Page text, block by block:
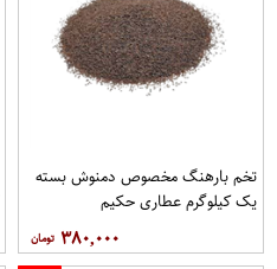
تخم بارهنگ مخصوص دمنوش بسته
یک کیلوگرم عطاری حکیم
۳۸۰,۰۰۰